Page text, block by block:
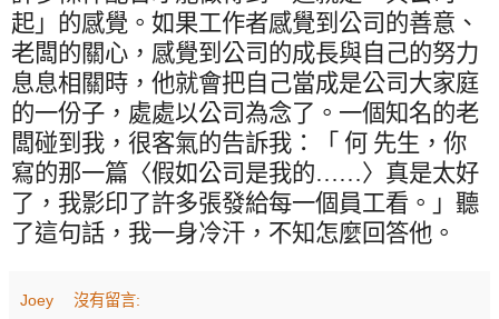
起」的感覺。如果工作者感覺到公司的善意、
老闆的關心，感覺到公司的成長與自己的努力
息息相關時，他就會把自己當成是公司大家庭
的一份子，處處以公司為念了。一個知名的老
闆碰到我，很客氣的告訴我：「 何 先生，你
寫的那一篇〈假如公司是我的……〉真是太好
了，我影印了許多張發給每一個員工看。」聽
了這句話，我一身冷汗，不知怎麼回答他。
Joey 沒有留言: